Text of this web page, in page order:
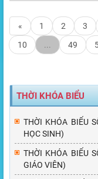
« 1 2 3
10
... 49
THỜI KHÓA BIỂU
THỜI KHÓA BIỂU
HỌC SINH)
THỜI KHÓA BIỂU
GIÁO VIÊN)